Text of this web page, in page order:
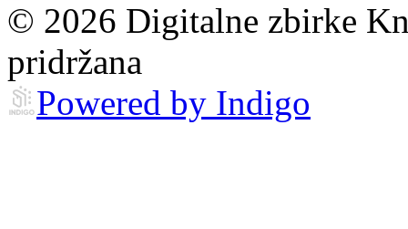
© 2026 Digitalne zbirke
pridržana
Powered by Indigo